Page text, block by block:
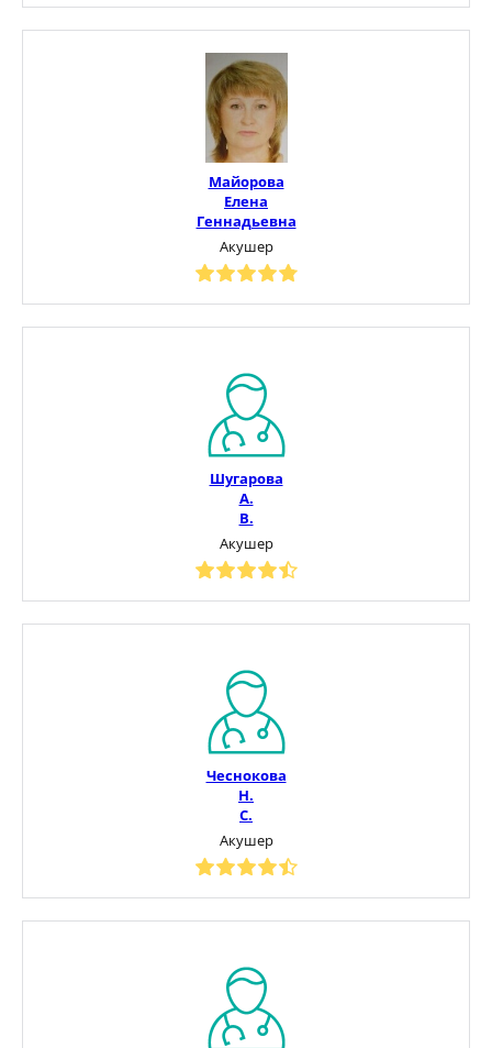
Майорова
Елена
Геннадьевна
Акушер
Шугарова
А.
В.
Акушер
Чеснокова
Н.
С.
Акушер